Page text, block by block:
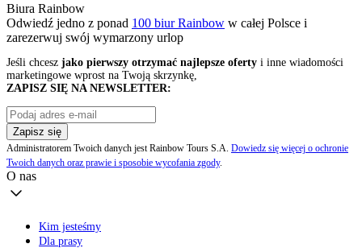
Biura Rainbow
Odwiedź jedno z ponad 100 biur Rainbow w całej Polsce i
zarezerwuj swój wymarzony urlop
Jeśli chcesz jako pierwszy otrzymać najlepsze oferty i inne wiadomości
marketingowe wprost na Twoją skrzynkę,
ZAPISZ SIĘ NA NEWSLETTER:
Zapisz się
Administratorem Twoich danych jest Rainbow Tours S.A. Dowiedz się więcej o ochronie
Twoich danych oraz prawie i sposobie wycofania zgody.
O nas
Kim jesteśmy
Dla prasy